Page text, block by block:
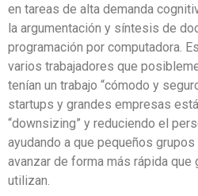
en tareas de alta demanda
la argumentación y síntesis de
programación por computadora.
varios trabajadores que
tenían un trabajo “cómodo y
startups y grandes empresas
“downsizing” y reduciendo el
ayudando a que pequeños
avanzar de forma más rápida que
utilizan.